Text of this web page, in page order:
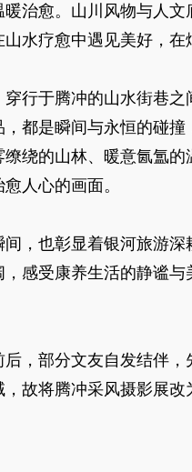
治愈。山川风物与人
水疗愈中遇见美好，在
行于腾冲的山水街巷之
都是瞬间与永恒的碰撞
绕的山林、暖意氤氲
人心的画面。
，也彰显着银河旅游深
感受康养生活的静谧与
，部分文友自发结伴
故将腾冲采风摄影展改